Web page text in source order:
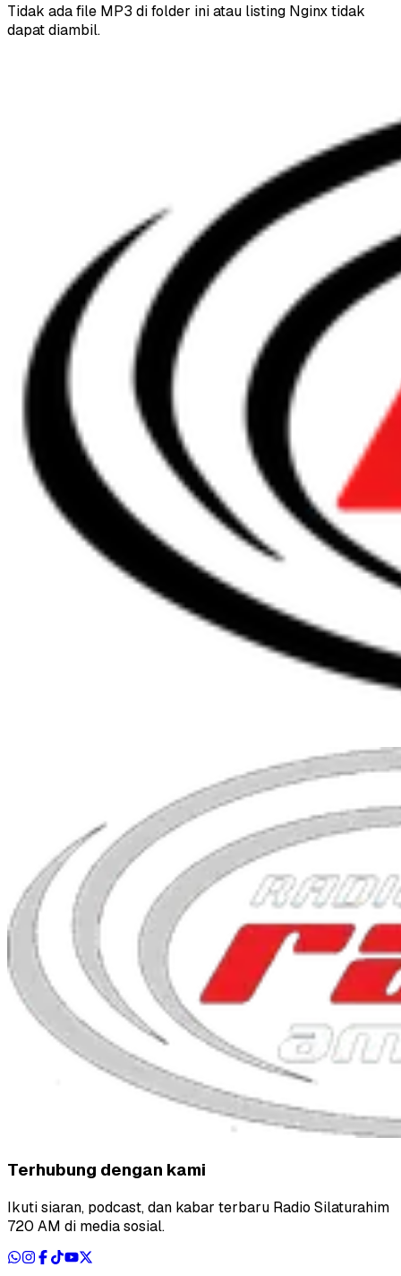
Tidak ada file MP3 di folder ini atau listing Nginx tidak
dapat diambil.
Terhubung dengan kami
Ikuti siaran, podcast, dan kabar terbaru Radio Silaturahim
720 AM di media sosial.